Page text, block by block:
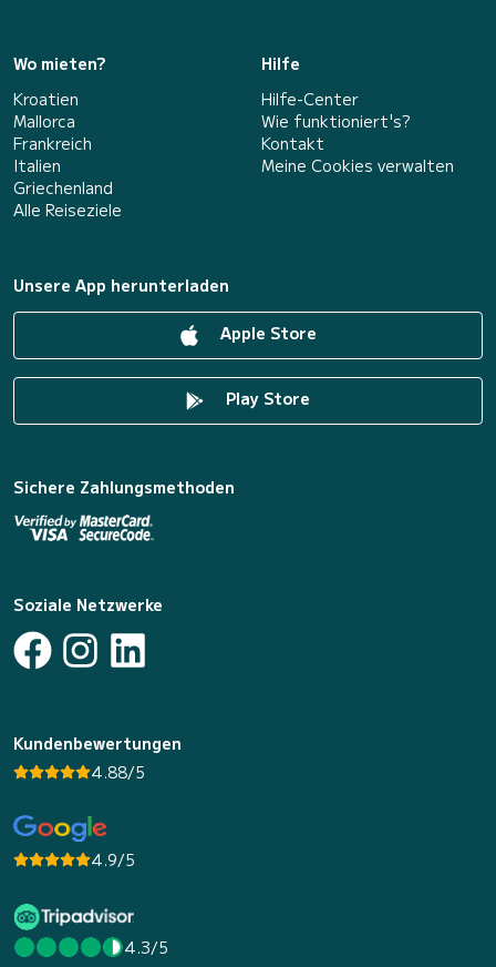
Wo mieten?
Kroatien
Mallorca
Frankreich
Italien
Griechenland
Alle Reiseziele
Hilfe
Hilfe-Center
Wie funktioniert's?
Kontakt
Meine Cookies verwalten
Unsere App herunterladen
Apple Store
Play Store
Sichere Zahlungsmethoden
Soziale Netzwerke
Kundenbewertungen
4.88/5
4.9/5
4.3/5